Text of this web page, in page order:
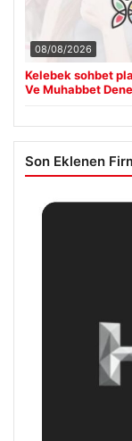
08/08/2026
Kelebek sohbet
Ve Muhabbet
Son Eklenen